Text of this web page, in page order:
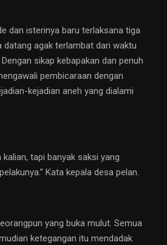
dan isterinya baru terlaksana tiga
datang agak terlambat dari waktu
sikap kebapakan dan penuh
pembicaraan dengan
kejadian aneh yang dialami
kalian, tapi banyak saksi yang
Kata kepala desa pelan.
yang buka mulut. Semua
ketegangan itu mendadak